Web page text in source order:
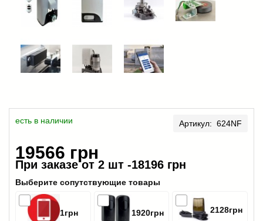
есть в наличии Артикул: 624NF
19566 грн
При заказе от 2 шт -18196 грн
Выберите сопутствующие товары
1грн 1920грн 2128грн